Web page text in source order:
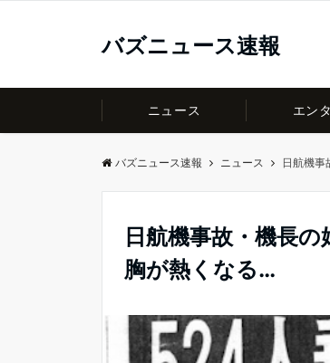
バズニュース速報
ニュース エン
バズニュース速報 ニュース 日航機
日航機事故・機長
胸が熱くなる…